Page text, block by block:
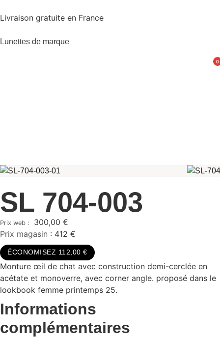
Livraison gratuite en France
Lunettes de marque
0
SL 704-003
300,00 €
Prix magasin : 412 €
ÉCONOMISEZ 112,00 €
Monture œil de chat avec construction demi-cerclée en
acétate et monoverre, avec corner angle. proposé dans le
lookbook femme printemps 25.
Informations
complémentaires